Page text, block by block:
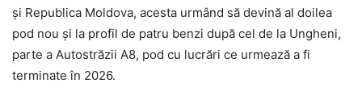
și Republica Moldova, acesta urmând să devină al doilea
pod nou și la profil de patru benzi după cel de la Ungheni,
parte a Autostrăzii A8, pod cu lucrări ce urmează a fi
terminate în 2026.